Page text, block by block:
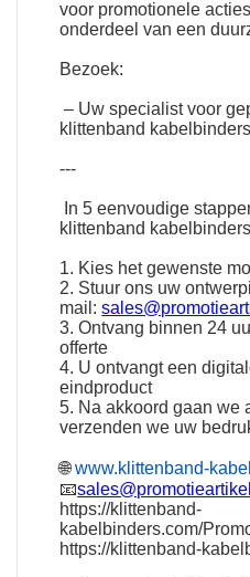
voor promotionele
onderdeel van een
Bezoek:
– Uw specialist voor
klittenband
---
In 5 eenvoudige
klittenband
1. Kies het gewenste
2. Stuur ons uw
mail:
3. Ontvang binnen 24
offerte
4. U ontvangt een
eindproduct
5. Na akkoord gaan we
verzenden we uw
🌐www.klittenband-
📧
https://klittenband-
kabelbinders.com/
https://klittenband-